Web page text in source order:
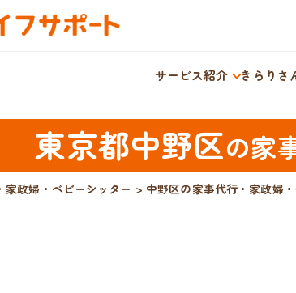
サービス紹介 きらりさ
東京都中野区の家
政婦・ベビーシッター > 中野区の家事代行・家政婦